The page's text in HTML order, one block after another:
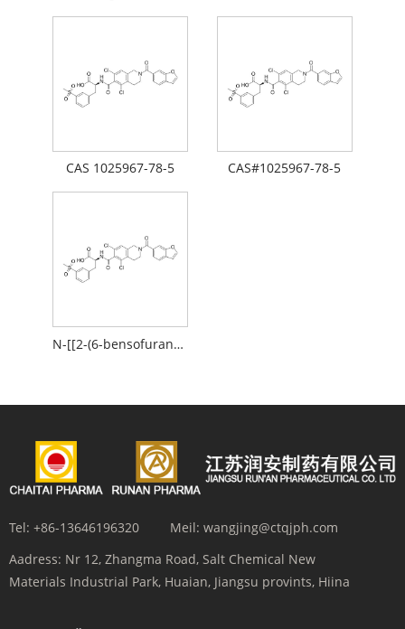
CAS 1025967-78-5 CAS#1025967-78-5
N-[[2-(6-bensofuranüülkarbonüül)-5,7-dikloro-1,2,3,4-tetrahüdro-6-isokinolinüül]karbonüül]-3-(metüülsulfonüül)-L-fenüülalaniin
Tel: +86-13646196320 Meil: wangjing@ctqjph.com
Aadress: Nr 12, Zhangma Road, Salt Chemical New
Materials Industrial Park, Huaian, Jiangsu provints, Hiina